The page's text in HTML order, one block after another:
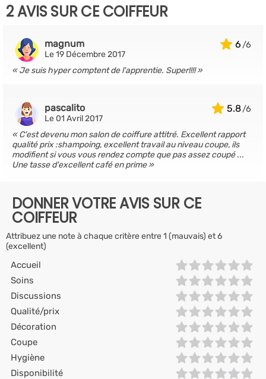
2 AVIS SUR CE COIFFEUR
6
magnum
Le 19 Décembre 2017
Je suis hyper comptent de l'apprentie. Super!!!!
5.8
pascalito
Le 01 Avril 2017
C'est devenu mon salon de coiffure attitré. Excellent rapport
qualité prix :shampoing, excellent travail au niveau coupe, ils
modifient si vous vous rendez compte que pas assez coupé ...
Une tasse d'excellent café en prime
DONNER VOTRE AVIS SUR CE
COIFFEUR
Attribuez une note à chaque critère entre 1 (mauvais) et 6
(excellent)
Accueil
Soins
Discussions
Qualité/prix
Décoration
Coupe
Hygiène
Disponibilité